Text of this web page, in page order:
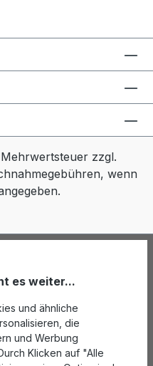
es weiter...
und ähnliche
die
und Werbung
Klicken auf "Alle
zzgl.
wenn